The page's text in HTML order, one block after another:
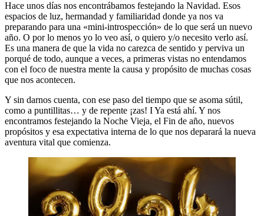
Hace unos días nos encontrábamos festejando la Navidad. Esos
espacios de luz, hermandad y familiaridad donde ya nos va
preparando para una «mini-introspección» de lo que será un nuevo
año. O por lo menos yo lo veo así, o quiero y/o necesito verlo así.
Es una manera de que la vida no carezca de sentido y perviva un
porqué de todo, aunque a veces, a primeras vistas no entendamos
con el foco de nuestra mente la causa y propósito de muchas cosas
que nos acontecen.
Y sin darnos cuenta, con ese paso del tiempo que se asoma sútil,
como a puntillitas… y de repente ¡zas! I Ya está ahí. Y nos
encontramos festejando la Noche Vieja, el Fin de año, nuevos
propósitos y esa expectativa interna de lo que nos deparará la nueva
aventura vital que comienza.